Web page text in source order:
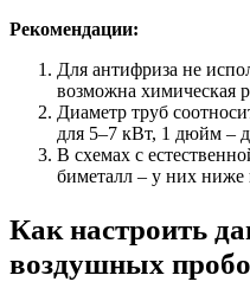
Рекомендации:
Для антифриза не
возможна химическая
Диаметр труб
для 5–7 кВт, 1 дюйм –
В схемах с
биметалл – у них ниже
Как настроить
воздушных